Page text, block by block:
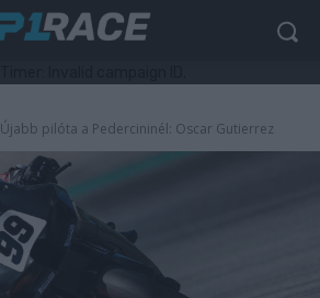
Újabb pilóta a Pedercininél: Oscar Gutierrez